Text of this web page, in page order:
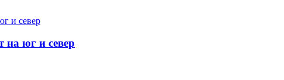
на юг и север